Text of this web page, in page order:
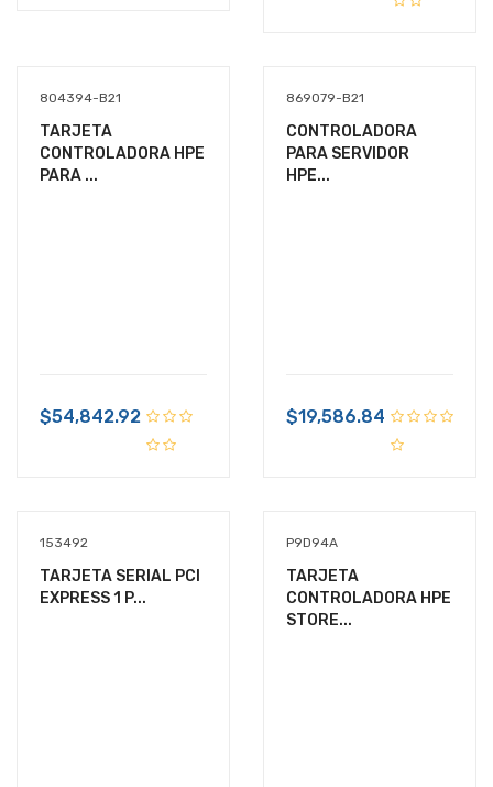
804394-B21
TARJETA
CONTROLADORA HPE
PARA ...
$54,842.92
869079-B21
CONTROLADORA
PARA SERVIDOR
HPE...
$19,586.84
153492
TARJETA SERIAL PCI
EXPRESS 1 P...
P9D94A
TARJETA
CONTROLADORA HPE
STORE...